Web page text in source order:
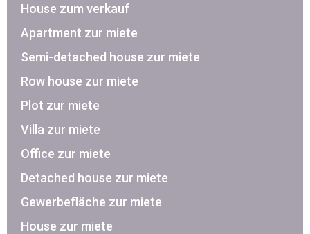
House zum verkauf
Apartment zur miete
Semi-detached house zur miete
Row house zur miete
Plot zur miete
Villa zur miete
Office zur miete
Detached house zur miete
Gewerbefläche zur miete
House zur miete